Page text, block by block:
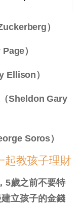
）
）
Ellison）
Sheldon Gary
Soros）
起教孩子理財
5歲之前不要特
立孩子的金錢